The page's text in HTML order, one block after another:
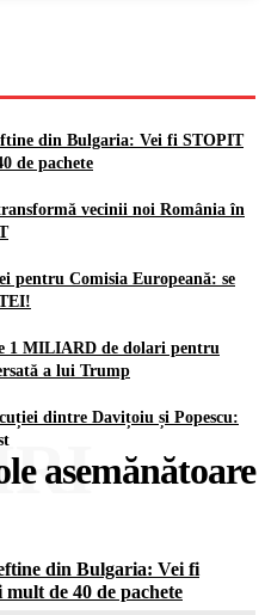
din Bulgaria: Vei fi STOPIT
de pachete
vecinii noi România în
pentru Comisia Europeană: se
1 MILIARD de dolari pentru
a lui Trump
dintre Davițoiu și Popescu:
asemănătoare
din Bulgaria: Vei fi
de 40 de pachete